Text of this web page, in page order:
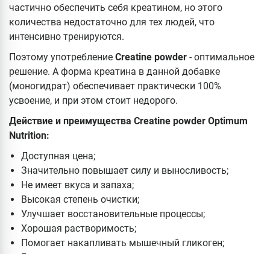
частично обеспечить себя креатином, но этого
количества недостаточно для тех людей, что
интенсивно тренируются.
Поэтому употребление Creatine powder - оптимальное
решение. А форма креатина в данной добавке
(моногидрат) обеспечивает практически 100%
усвоение, и при этом стоит недорого.
Действие и преимущества Creatine powder Optimum
Nutrition:
Доступная цена;
Значительно повышает силу и выносливость;
Не имеет вкуса и запаха;
Высокая степень очистки;
Улучшает восстановительные процессы;
Хорошая растворимость;
Помогает накапливать мышечный гликоген;